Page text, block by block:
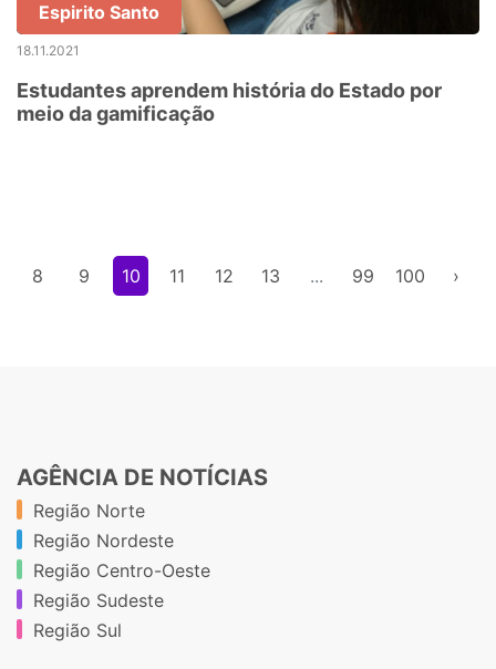
Espirito Santo
18.11.2021
Estudantes aprendem história do Estado por
meio da gamificação
8 9 10 11 12 13 ... 99 100 ›
AGÊNCIA DE NOTÍCIAS
Região Norte
Região Nordeste
Região Centro-Oeste
Região Sudeste
Região Sul